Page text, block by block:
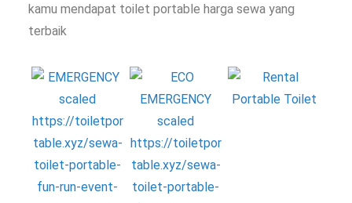
kamu mendapat toilet portable harga sewa yang
terbaik